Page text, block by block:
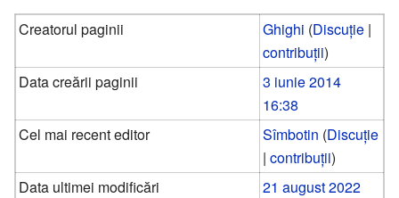
Creatorul paginii Ghighi (Discuție |
contribuții)
Data creării paginii
3 iunie 2014
16:38
Cel mai recent editor
Sîmbotin (Discuție
|contribuții)
Data ultimei modificări
21 august 2022